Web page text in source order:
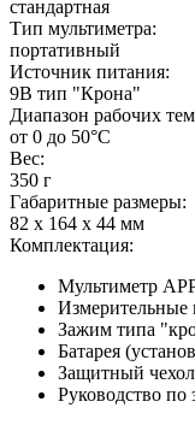
стандартная
Тип мультиметра:
портативный
Источник питания:
9В тип "Крона"
Диапазон рабочих
от 0 до 50°С
Вес:
350 г
Габаритные размеры:
82 х 164 х 44 мм
Комплектация:
Мультиметр
Измерительные
Зажим типа
Батарея
Защитный чехол
Руководство по